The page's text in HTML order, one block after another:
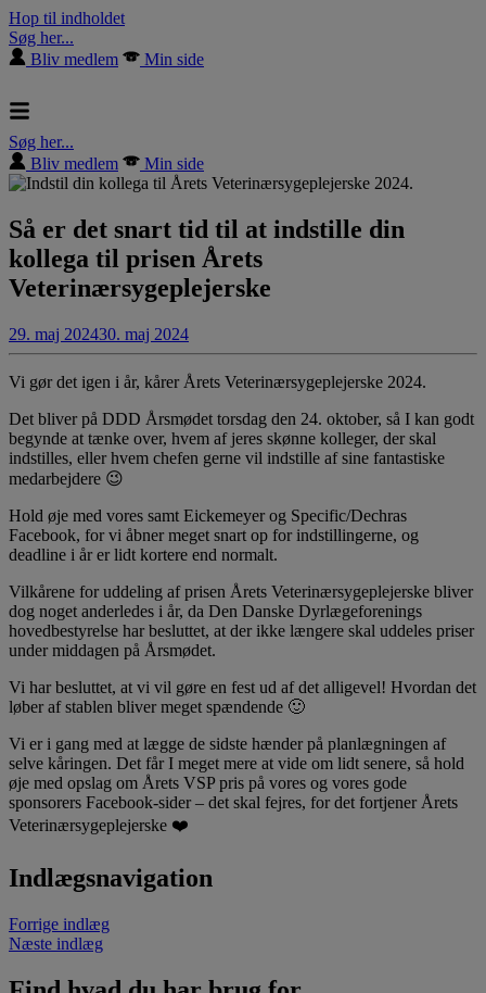
Hop til indholdet
Søg her...
Bliv medlem
Min side
Søg her...
Bliv medlem
Min side
Så er det snart tid til at indstille din
kollega til prisen Årets
Veterinærsygeplejerske
29. maj 202430. maj 2024
Vi gør det igen i år, kårer Årets Veterinærsygeplejerske 2024.
Det bliver på DDD Årsmødet torsdag den 24. oktober, så I kan godt
begynde at tænke over, hvem af jeres skønne kolleger, der skal
indstilles, eller hvem chefen gerne vil indstille af sine fantastiske
medarbejdere 😉
Hold øje med vores samt Eickemeyer og Specific/Dechras
Facebook, for vi åbner meget snart op for indstillingerne, og
deadline i år er lidt kortere end normalt.
Vilkårene for uddeling af prisen Årets Veterinærsygeplejerske bliver
dog noget anderledes i år, da Den Danske Dyrlægeforenings
hovedbestyrelse har besluttet, at der ikke længere skal uddeles priser
under middagen på Årsmødet.
Vi har besluttet, at vi vil gøre en fest ud af det alligevel! Hvordan det
løber af stablen bliver meget spændende 🙂
Vi er i gang med at lægge de sidste hænder på planlægningen af
selve kåringen. Det får I meget mere at vide om lidt senere, så hold
øje med opslag om Årets VSP pris på vores og vores gode
sponsorers Facebook-sider – det skal fejres, for det fortjener Årets
Veterinærsygeplejerske ❤️
Indlægsnavigation
Forrige indlæg
Næste indlæg